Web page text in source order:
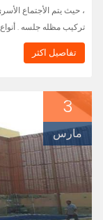
، حيث يتم الأجتماع
تركيب مظله جلسه .
تفاصيل اكثر
3
مارس